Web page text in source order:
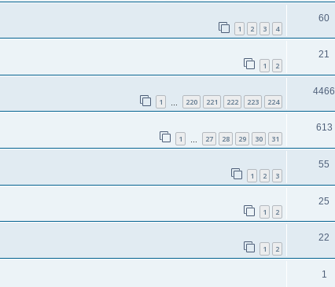
1 2 3 4
60
1 2
21
1 220 221 222 223 224
4466
1 27 28 29 30 31
613
1 2 3
55
1 2
25
1 2
22
1